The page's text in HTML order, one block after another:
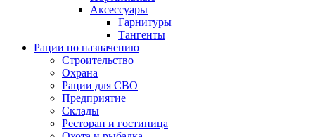
Аксессуары
Гарнитуры
Тангенты
Рации по назначению
Строительство
Охрана
Рации для СВО
Предприятие
Склады
Ресторан и гостиница